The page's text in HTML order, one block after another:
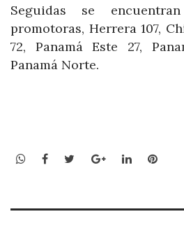
Seguidas se
promotoras, Herrera 107,
72, Panamá Este 27,
Panamá Norte.
WhatsApp
Facebook
TwitterGoogle+LinkedIn